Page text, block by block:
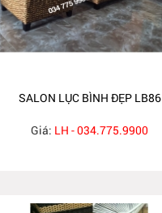
SALON LỤC BÌNH ĐẸP LB86
Giá: LH - 034.775.9900